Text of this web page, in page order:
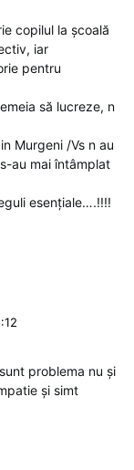
copilul la școală
iar
pentru
să lucreze, n
Murgeni /Vs n au
au mai întâmplat
esențiale….!!!!
problema nu și
și simt